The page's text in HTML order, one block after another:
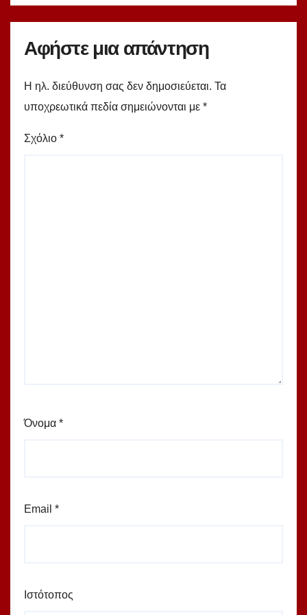
Αφήστε μια απάντηση
Η ηλ. διεύθυνση σας δεν δημοσιεύεται. Τα
υποχρεωτικά πεδία σημειώνονται με *
Σχόλιο *
Όνομα *
Email *
Ιστότοπος